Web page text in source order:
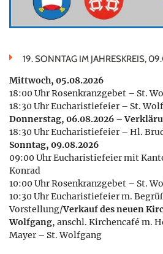
19. SONNTAG IM JAHRESKREIS,
Mittwoch, 05.08.2026
18:00 Uhr Rosenkranzgebet – St.
18:30 Uhr Eucharistiefeier – St.
Donnerstag, 06.08.2026 –
18:30 Uhr Eucharistiefeier – Hl.
Sonntag, 09.08.2026
09:00 Uhr Eucharistiefeier mit
Konrad
10:00 Uhr Rosenkranzgebet – St.
10:30 Uhr Eucharistiefeier m.
Vorstellung/Verkauf des neuen
Wolfgang, anschl. Kirchencafé m.
Mayer – St. Wolfgang